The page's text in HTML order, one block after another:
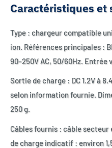
Caractéristiques et
Type : chargeur compatible
ion. Références principales :
90–250V AC, 50/60Hz. Entrée
Sortie de charge : DC 1.2V à
selon information fournie.
250 g.
Câbles fournis : câble
de charge indicatif : environ